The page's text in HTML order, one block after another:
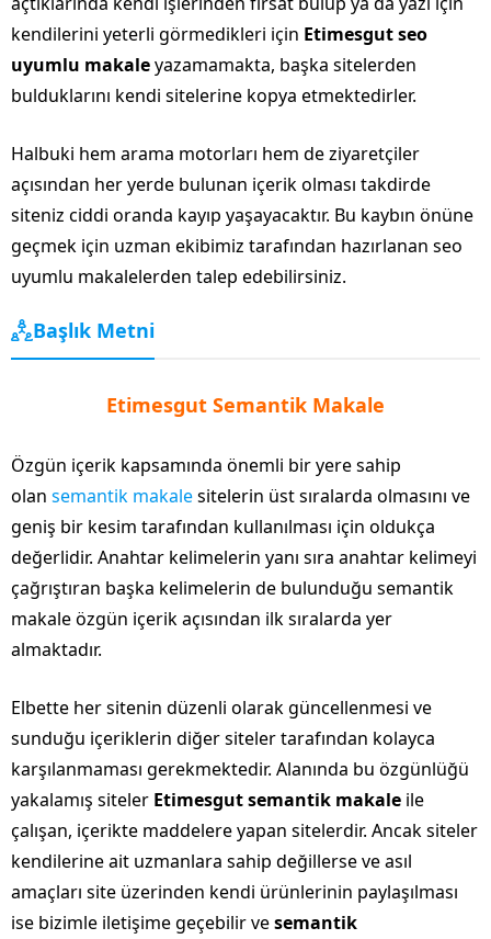
kendilerini yeterli görmedikleri için Etimesgut seo
uyumlu makaleyazamamakta, başka sitelerden
bulduklarını kendi sitelerine kopya etmektedirler.
Halbuki hem arama motorları hem de ziyaretçiler
açısından her yerde bulunan içerik olması takdirde
siteniz ciddi oranda kayıp yaşayacaktır. Bu kaybın önüne
geçmek için uzman ekibimiz tarafından hazırlanan seo
uyumlu makalelerden talep edebilirsiniz.
Başlık Metni
Etimesgut Semantik Makale
Özgün içerik kapsamında önemli bir yere sahip
olan semantik makalesitelerin üst sıralarda olmasını ve
geniş bir kesim tarafından kullanılması için oldukça
değerlidir. Anahtar kelimelerin yanı sıra anahtar kelimeyi
çağrıştıran başka kelimelerin de bulunduğu semantik
makale özgün içerik açısından ilk sıralarda yer
almaktadır.
Elbette her sitenin düzenli olarak güncellenmesi ve
sunduğu içeriklerin diğer siteler tarafından kolayca
karşılanmaması gerekmektedir. Alanında bu özgünlüğü
yakalamış siteler Etimesgut semantik makale ile
çalışan, içerikte maddelere yapan sitelerdir. Ancak siteler
kendilerine ait uzmanlara sahip değillerse ve asıl
amaçları site üzerinden kendi ürünlerinin paylaşılması
ise bizimle iletişime geçebilir vesemantik